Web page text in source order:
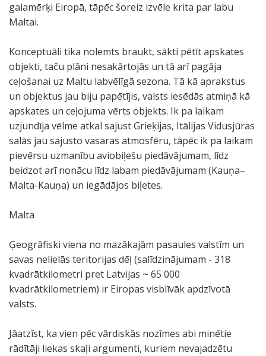
galamērķi Eiropā, tāpēc šoreiz izvēle krita par labu
Maltai.
Konceptuāli tika nolemts braukt, sākti pētīt apskates
objekti, taču plāni nesakārtojās un tā arī pagāja
ceļošanai uz Maltu labvēlīgā sezona. Tā kā aprakstus
un objektus jau biju papētījis, valsts iesēdās atmiņā kā
apskates un ceļojuma vērts objekts. Ik pa laikam
uzjundīja vēlme atkal sajust Grieķijas, Itālijas Vidusjūras
salās jau sajusto vasaras atmosfēru, tāpēc ik pa laikam
pievērsu uzmanību aviobiļešu piedāvājumam, līdz
beidzot arī nonācu līdz labam piedāvājumam (Kauņa–
Malta-Kauņa) un iegādājos biļetes.
Malta
Ģeogrāfiski viena no mazākajām pasaules valstīm un
savas nelielās teritorijas dēļ (salīdzinājumam - 318
kvadrātkilometri pret Latvijas ~ 65 000
kvadrātkilometriem) ir Eiropas visblīvāk apdzīvotā
valsts.
Jāatzīst, ka vien pēc vārdiskās nozīmes abi minētie
rādītāji liekas skaļi argumenti, kuriem nevajadzētu